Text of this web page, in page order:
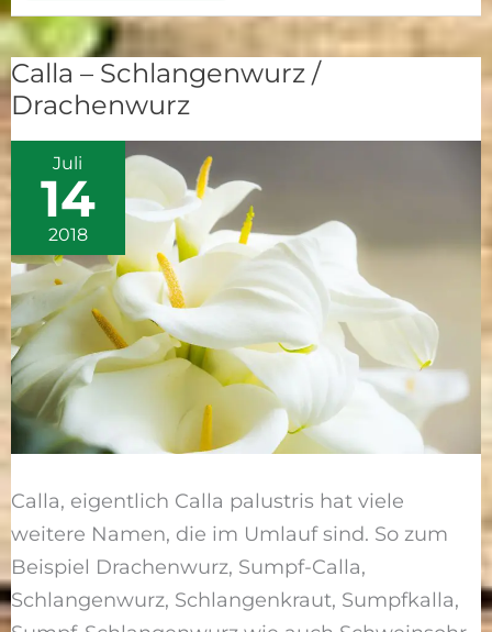
Calla – Schlangenwurz /
Drachenwurz
Juli
14
2018
Calla, eigentlich Calla palustris hat viele
weitere Namen, die im Umlauf sind. So zum
Beispiel Drachenwurz, Sumpf-Calla,
Schlangenwurz, Schlangenkraut, Sumpfkalla,
Calla
–
Schlangenwurz
/
Drachenwurz